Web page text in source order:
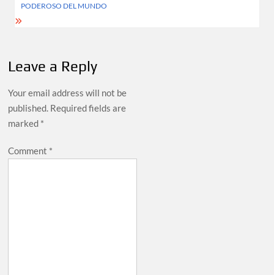
PODEROSO DEL MUNDO
Leave a Reply
Your email address will not be
published. Required fields are
marked *
Comment *